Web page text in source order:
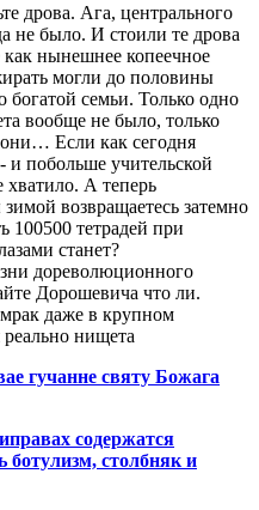
дрова. Ага, центрального
не было. И стоили те дрова
нынешнее копеечное
могли до половины
богатой семьи. Только одно
вообще не было, только
Если как сегодня
и побольше учительской
хватило. А теперь
зимой возвращаетесь затемно
100500 тетрадей при
станет?
дореволюционного
Дорошевича что ли.
даже в крупном
нищета
гучанне святу Божага
содержатся
ботулизм, столбняк и